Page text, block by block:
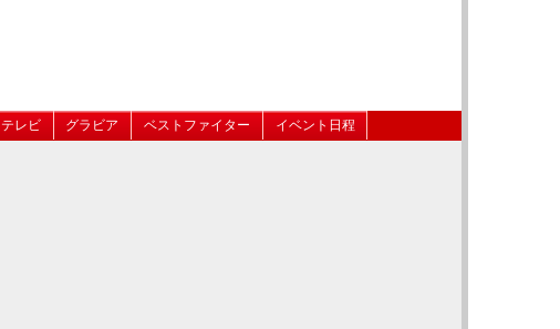
テレビ グラビア ベストファイター イベント日程